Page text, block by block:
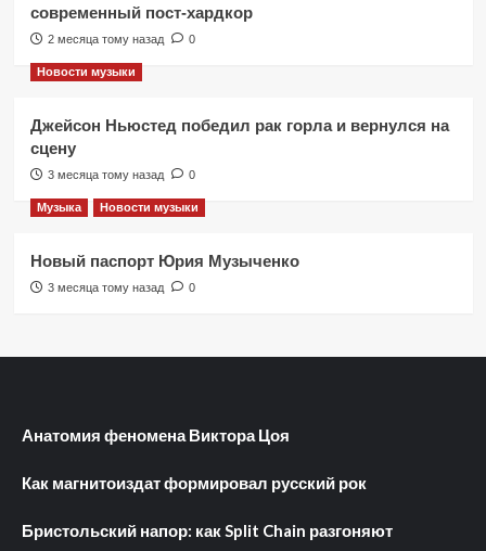
современный пост-хардкор
2 месяца тому назад 0
Новости музыки
Джейсон Ньюстед победил рак горла и вернулся на
сцену
3 месяца тому назад 0
Музыка Новости музыки
Новый паспорт Юрия Музыченко
3 месяца тому назад 0
Анатомия феномена Виктора Цоя
Как магнитоиздат формировал русский рок
Бристольский напор: как Split Chain разгоняют